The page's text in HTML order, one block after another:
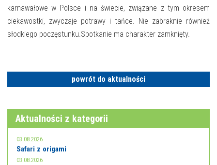
WYDARZENIA KULTURALNE
FOTO
karnawałowe w Polsce i na świecie, związane z tym okresem
ciekawostki, zwyczaje potrawy i tańce. Nie zabraknie również
słodkiego poczęstunku.Spotkanie ma charakter zamknięty.
powrót do aktualności
Aktualności z kategorii
03.08.2026
Safari z origami
03.08.2026